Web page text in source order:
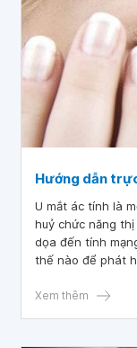
Hướng dẫn
U mắt ác tính là
huỷ chức năng
dọa đến tính
thế nào để phát
Xem thêm